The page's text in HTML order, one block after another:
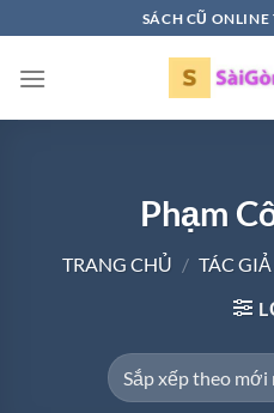
qua
nội
SÁCH CŨ
Phạm
TRANG CHỦ / TÁC GIẢ